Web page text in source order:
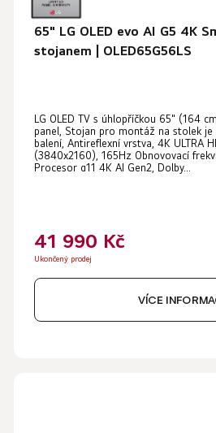
65" LG OLED evo AI G5 4K
stojanem | OLED65G56LS
LG OLED TV s úhlopříčkou 65" (164
panel, Stojan pro montáž na stolek je
balení, Antireflexní vrstva, 4K ULTRA
(3840x2160), 165Hz Obnovovací
Procesor α11 4K AI Gen2, Dolby...
41 990 Kč
Ukončený prodej
VÍCE